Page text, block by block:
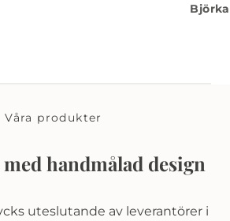
Våra produkter
handmålad design
uteslutande av leverantörer i